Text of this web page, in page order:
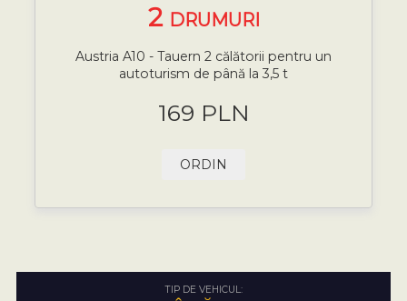
2 DRUMURI
Austria A10 - Tauern 2 călătorii pentru un
autoturism de până la 3,5 t
169 PLN
ORDIN
TIP DE VEHICUL: